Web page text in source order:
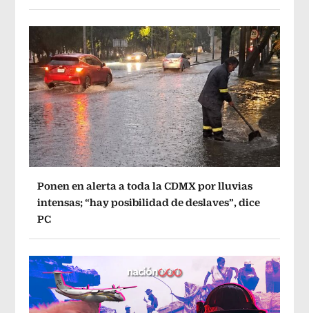
Ponen en alerta a toda la CDMX por lluvias
intensas; “hay posibilidad de deslaves”, dice
PC